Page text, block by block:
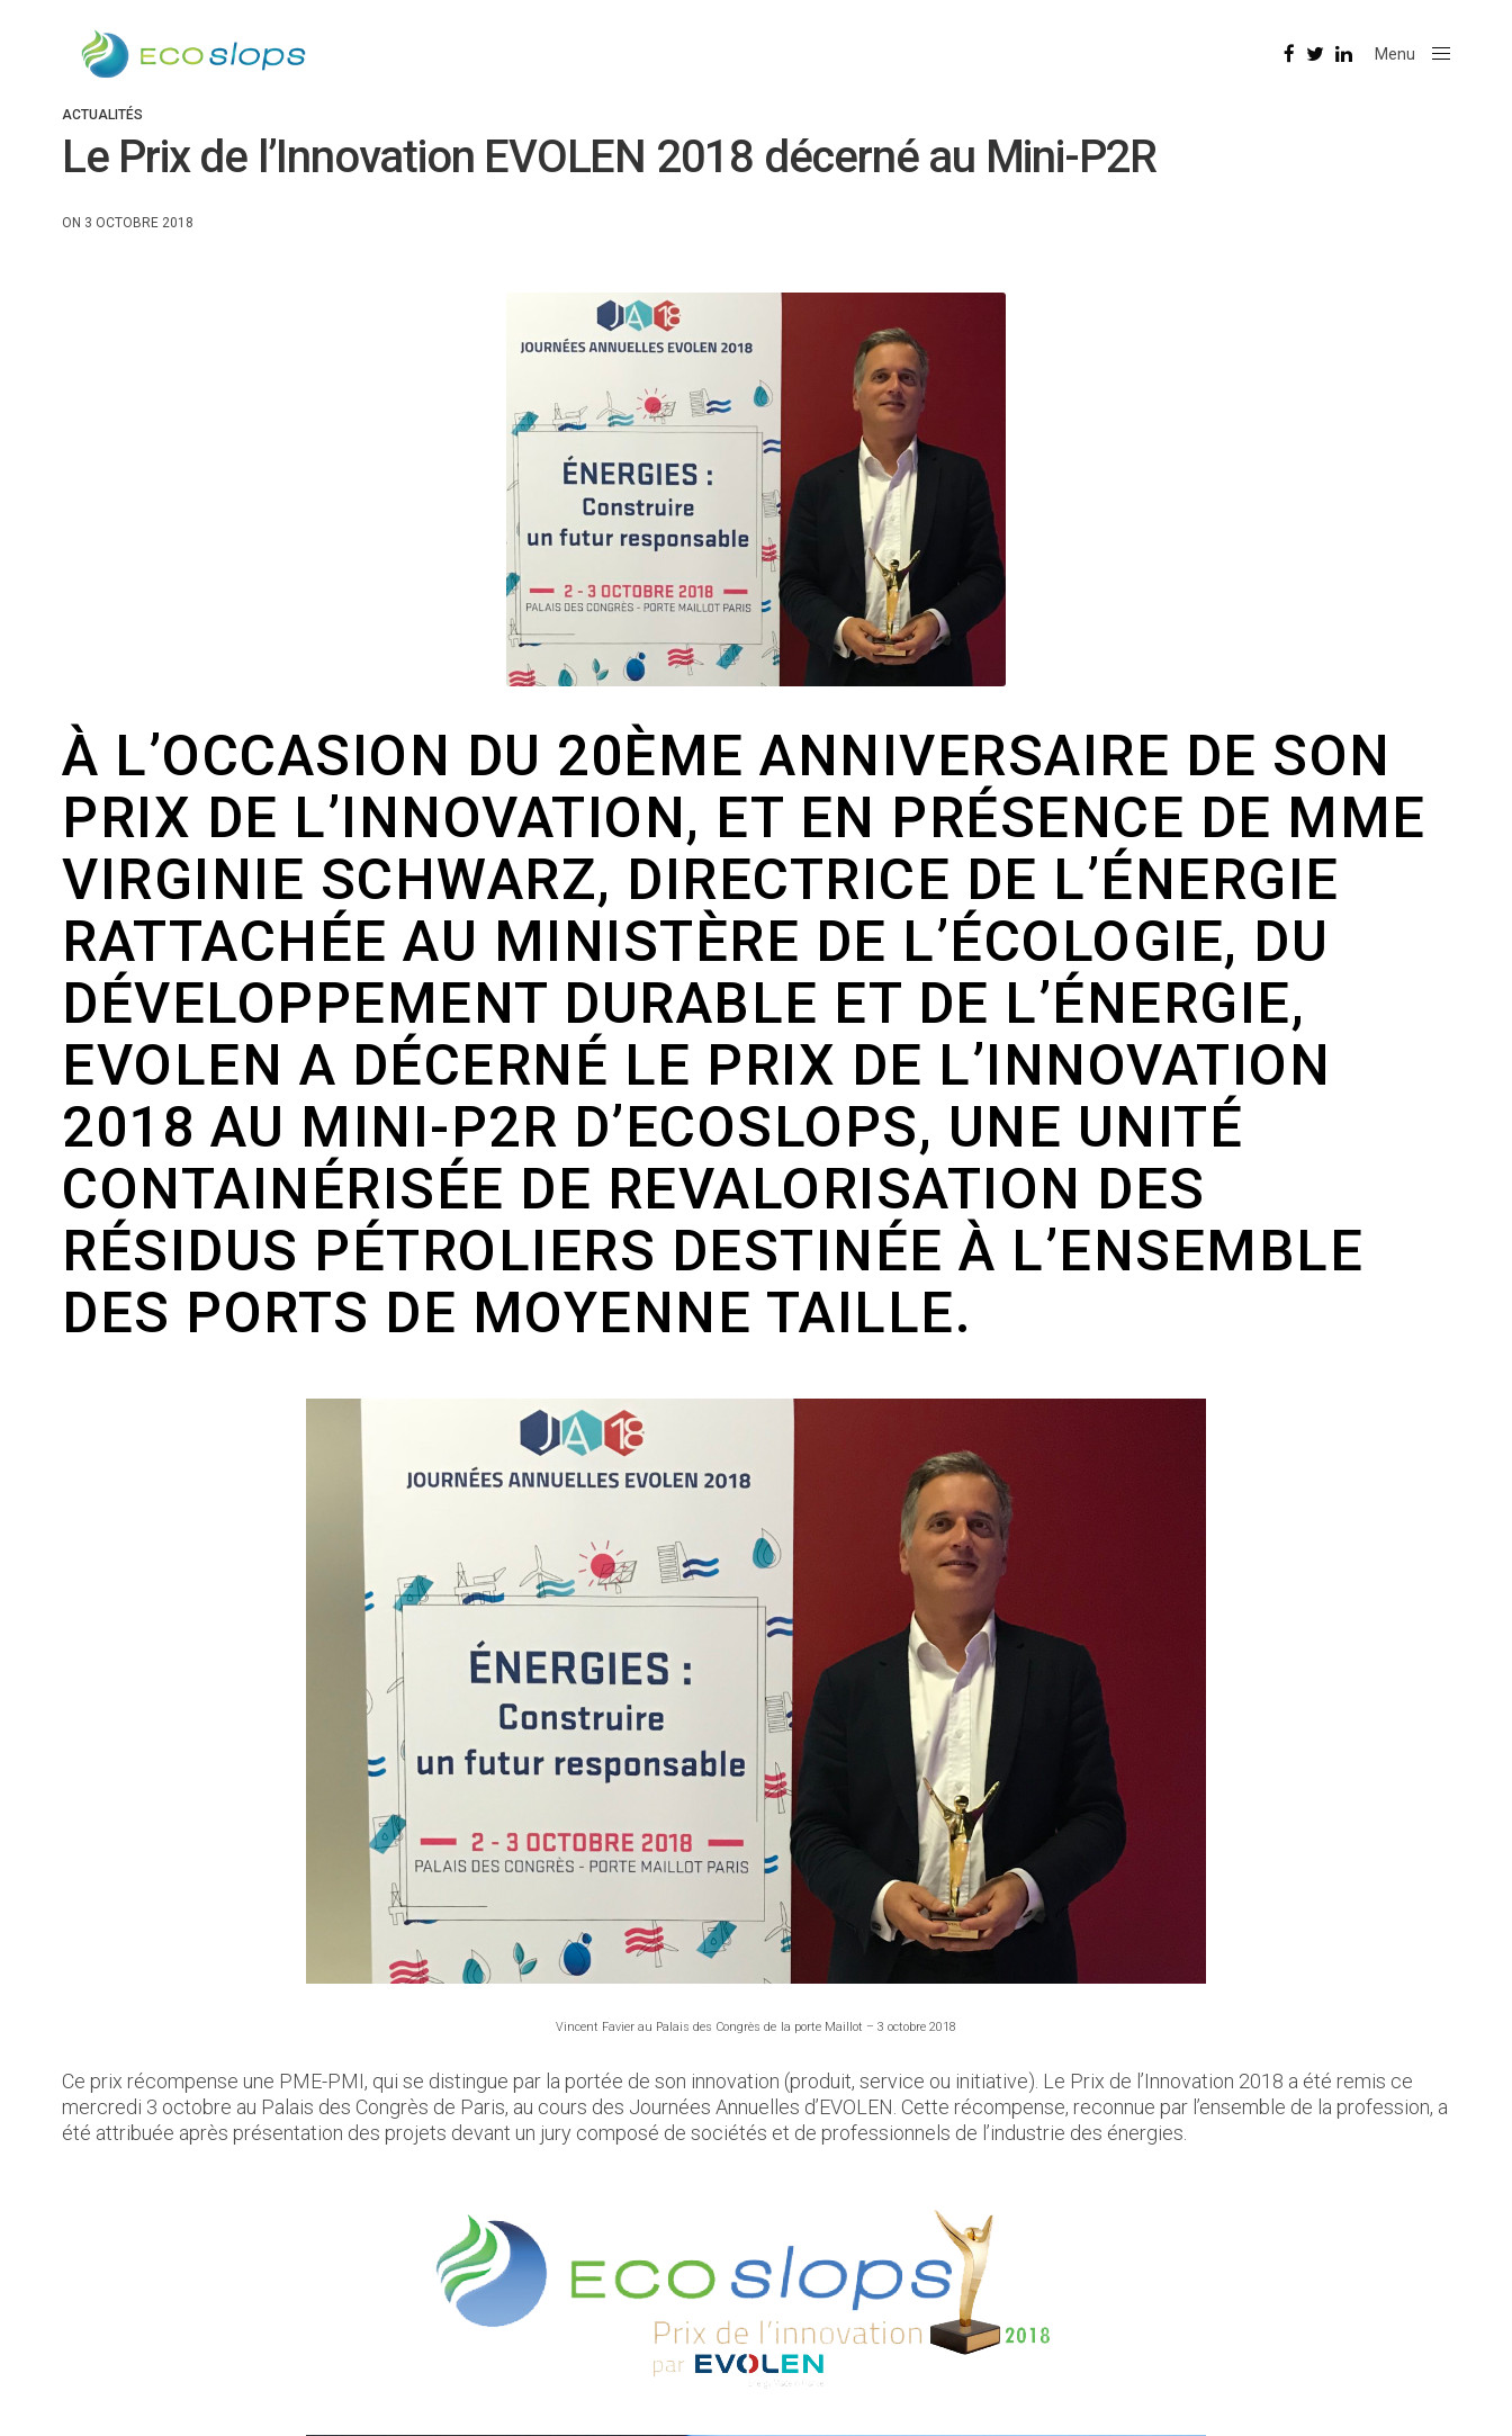
Menu
ACTUALITÉS
Le Prix de l’Innovation EVOLEN 2018 décerné au Mini-P2R
ON 3 OCTOBRE 2018
À L’OCCASION DU 20ÈME ANNIVERSAIRE DE SON
PRIX DE L’INNOVATION, ET EN PRÉSENCE DE MME
VIRGINIE SCHWARZ, DIRECTRICE DE L’ÉNERGIE
RATTACHÉE AU MINISTÈRE DE L’ÉCOLOGIE, DU
DÉVELOPPEMENT DURABLE ET DE L’ÉNERGIE,
EVOLEN A DÉCERNÉ LE PRIX DE L’INNOVATION
2018 AU MINI-P2R D’ECOSLOPS, UNE UNITÉ
CONTAINÉRISÉE DE REVALORISATION DES
RÉSIDUS PÉTROLIERS DESTINÉE À L’ENSEMBLE
DES PORTS DE MOYENNE TAILLE.
Vincent Favier au Palais des Congrès de la porte Maillot – 3 octobre 2018
Ce prix récompense une PME-PMI, qui se distingue par la portée de son innovation (produit, service ou initiative). Le Prix de l’Innovation 2018 a été remis ce
mercredi 3 octobre au Palais des Congrès de Paris, au cours des Journées Annuelles d’EVOLEN. Cette récompense, reconnue par l’ensemble de la profession, a
été attribuée après présentation des projets devant un jury composé de sociétés et de professionnels de l’industrie des énergies.